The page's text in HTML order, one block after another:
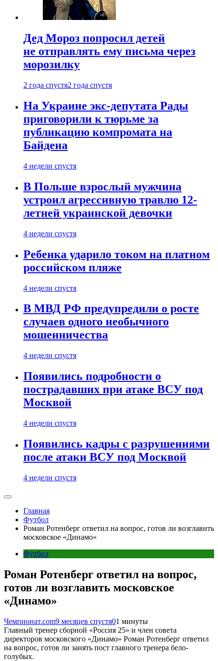
Дед Мороз попросил детей
не отправлять ему письма через
морозилку
2 года спустя2 года спустя
На Украине экс-депутата Рады
приговорили к тюрьме за
публикацию компромата на
Байдена
4 недели спустя
В Польше взрослый мужчина
устроил агрессивную травлю 12-
летней украинской девочки
4 недели спустя
Ребенка ударило током на платном
российском пляже
4 недели спустя
В МВД РФ предупредили о росте
случаев одного необычного
мошенничества
4 недели спустя
Появились подробности о
пострадавших при атаке ВСУ под
Москвой
4 недели спустя
Появились кадры с разрушениями
после атаки ВСУ под Москвой
4 недели спустя
Главная
Футбол
Роман Ротенберг ответил на вопрос, готов ли возглавить
московское «Динамо»
Футбол
Роман Ротенберг ответил на вопрос,
готов ли возглавить московское
«Динамо»
Чемпионат.com9 месяцев спустя01 минуты
Главный тренер сборной «Россия 25» и член совета
директоров московского «Динамо» Роман Ротенберг ответил
на вопрос, готов ли занять пост главного тренера бело-
голубых.